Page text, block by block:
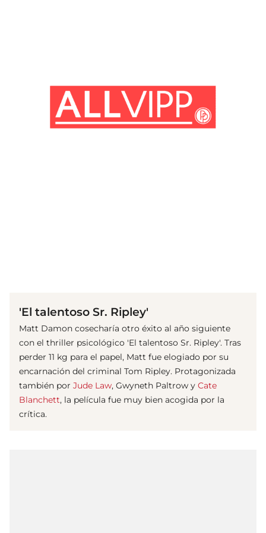
'El talentoso Sr. Ripley'
Matt Damon cosecharía otro éxito al año siguiente
con el thriller psicológico 'El talentoso Sr. Ripley'. Tras
perder 11 kg para el papel, Matt fue elogiado por su
encarnación del criminal Tom Ripley. Protagonizada
también por Jude Law, Gwyneth Paltrow y Cate
Blanchett, la película fue muy bien acogida por la
crítica.